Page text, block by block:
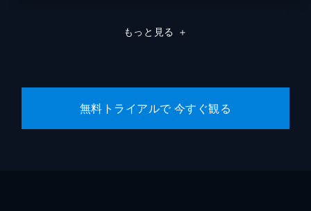
もっと見る ＋
無料トライアルで 今すぐ観る